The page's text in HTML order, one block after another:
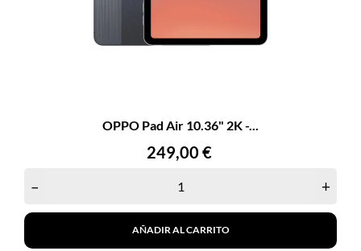
OPPO Pad Air 10.36" 2K -...
Precio
249,00 €
– +
AÑADIR AL CARRITO